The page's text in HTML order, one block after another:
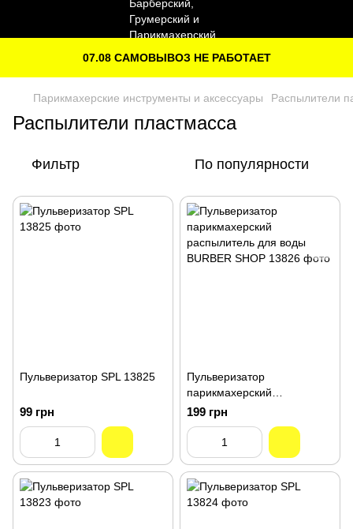
07.08 САМОВЫВОЗ НЕ РАБОТАЕТ
Парикмахерские инструменты и аксессуары Распылители
Распылители пластмасса
Фильтр По популярности
Пульверизатор SPL 13825
99 грн
Пульверизатор
парикмахерский
распылитель для воды
BURBER SHOP 13826
199 грн